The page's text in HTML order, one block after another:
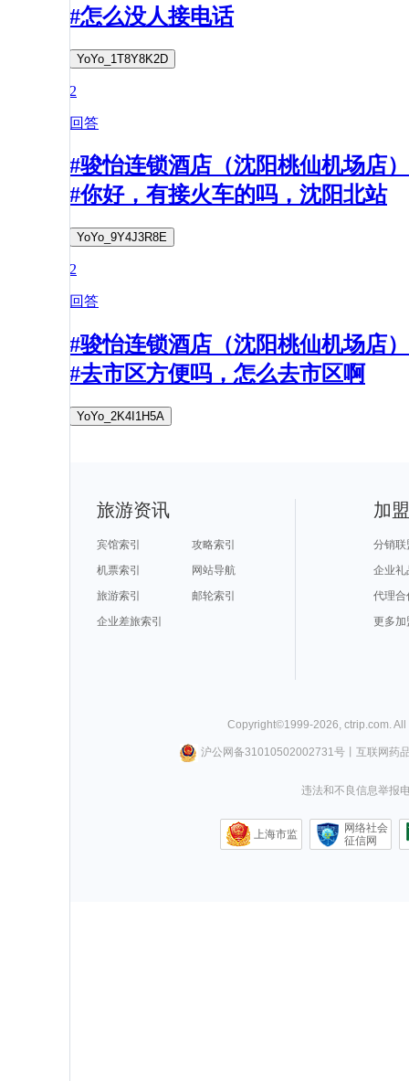
#怎么没人接电话
YoYo_1T8Y8K2D
2
回答
#骏怡连锁酒店（沈阳桃仙机场店）
#你好，有接火车的吗，沈阳北站
YoYo_9Y4J3R8E
2
回答
#骏怡连锁酒店（沈阳桃仙机场店）
#去市区方便吗，怎么去市区啊
YoYo_2K4I1H5A
旅游资讯
宾馆索引
攻略索引
机票索引
网站导航
旅游索引
邮轮索引
企业差旅索引
加
分销联
企业礼
代理合
更多加
Copyright©1999-2026, ctrip.com.
沪公网备31010502002731号丨 互联网药
违法和不良信息举报
上海市监
网络社会
征信网